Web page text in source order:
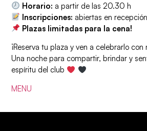
Horario: a partir de las 20.30 h
Inscripciones: abiertas en recepción
Plazas limitadas para la cena!
¡Reserva tu plaza y ven a celebrarlo con
Una noche para compartir, brindar y
espíritu del club
MENU